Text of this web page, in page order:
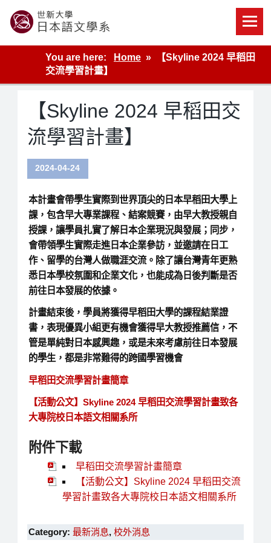
content
世新大學教學單位的網站
You are here:
Home
【Skyline 2024 早稻田
交流學習計畫】
【Skyline 2024 早稻田交
流學習計畫】
2024-04-24
本計畫會帶學生實際到世界頂尖的日本早稻田大學上
課，包含早大專業課程、結案競賽，由早大教授親自
授課，讓學員扎實了解日本企業現況與發展；同步，
會帶領學生實際走進日本企業參訪，並邀請在日工
作、留學的台灣人做職涯交流。除了讓台灣青年更熟
悉日本學校氛圍和企業文化，也能成為日後判斷是否
前往日本發展的依據。
計畫結束後，學員將獲得早稻田大學的課程結業證
書，表現優異小組更有機會獲得早大教授推薦信，不
管是單純對日本感興趣，或是未來考慮前往日本發展
的學生，都是非常難得的跨國學習機會
早稻田交流學習計畫簡章
【活動公文】Skyline 2024 早稻田交流學習計畫致各
大專院校日本語文相關系所
附件下載
早稻田交流學習計畫簡章
【活動公文】Skyline 2024 早稻田交流
學習計畫致各大專院校日本語文相關系所
Category: 最新消息, 校外消息